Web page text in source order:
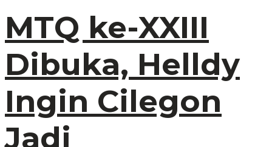
MTQ ke-XXIII
Dibuka, Helldy
Ingin Cilegon
Jadi